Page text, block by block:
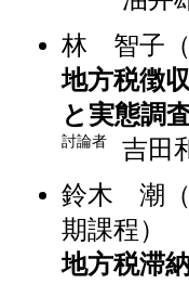
林 智子（
地方税徴
と実態調
討論者
吉田
鈴木 潮（
期課程）
地方税滞